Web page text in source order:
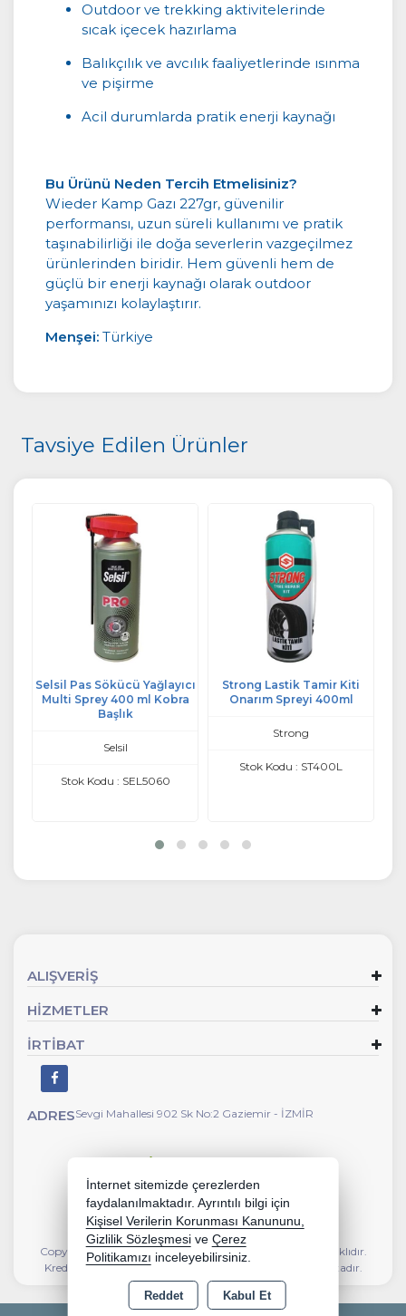
Outdoor ve trekking aktivitelerinde
sıcak içecek hazırlama
Balıkçılık ve avcılık faaliyetlerinde ısınma
ve pişirme
Acil durumlarda pratik enerji kaynağı
Bu Ürünü Neden Tercih Etmelisiniz?
Wieder Kamp Gazı 227gr, güvenilir
performansı, uzun süreli kullanımı ve pratik
taşınabilirliği ile doğa severlerin vazgeçilmez
ürünlerinden biridir. Hem güvenli hem de
güçlü bir enerji kaynağı olarak outdoor
yaşamınızı kolaylaştırır.
Menşei: Türkiye
Tavsiye Edilen Ürünler
Selsil Pas Sökücü Yağlayıcı
Multi Sprey 400 ml Kobra
Başlık
Selsil
Stok Kodu : SEL5060
Strong Lastik Tamir Kiti
Onarım Spreyi 400ml
Strong
Stok Kodu : ST400L
ALIŞVERİŞ
HİZMETLER
İRTİBAT
ADRESSevgi Mahallesi 902 Sk No:2 Gaziemir - İZMİR
Copyright 2026 kalyoncunalburiye.com - Tüm hakları saklıdır.
Kredi kartı bilgileriniz 256bit SSL sertifikası ile korunmaktadır.
İnternet sitemizde çerezlerden
faydalanılmaktadır. Ayrıntılı bilgi için
Kişisel Verilerin Korunması Kanununu,
Gizlilik Sözleşmesi ve Çerez
Politikamızı inceleyebilirsiniz.
Reddet Kabul Et